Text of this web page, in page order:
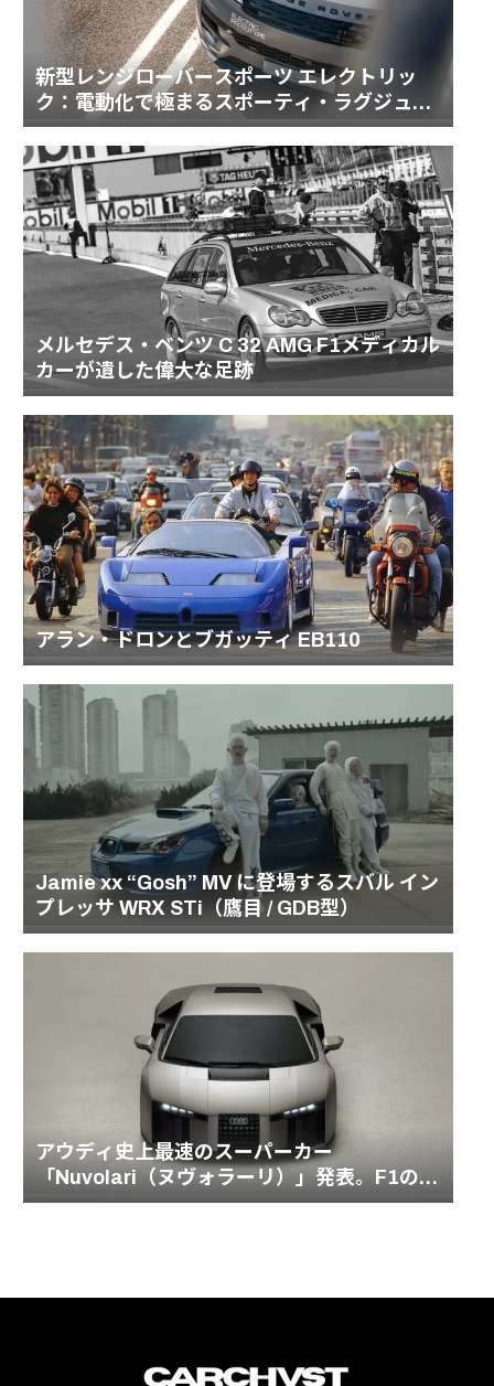
新型レンジローバースポーツ エレクトリッ
ク：電動化で極まるスポーティ・ラグジュア
リーの頂点
メルセデス・ベンツ C 32 AMG F1メディカル
カーが遺した偉大な足跡
アラン・ドロンとブガッティ EB110
Jamie xx “Gosh” MV に登場するスバル イン
プレッサ WRX STi（鷹目 / GDB型）
アウディ史上最速のスーパーカー
「Nuvolari（ヌヴォラーリ）」発表。F1の血
統を受け継ぐ1001馬力のハイブリッドモデル